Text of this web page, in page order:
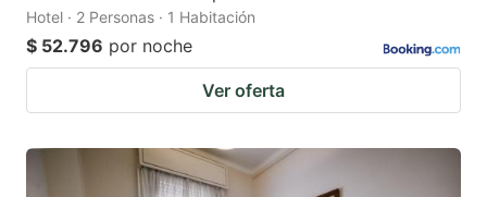
Hotel · 2 Personas · 1 Habitación
$ 52.796 por noche
Ver oferta